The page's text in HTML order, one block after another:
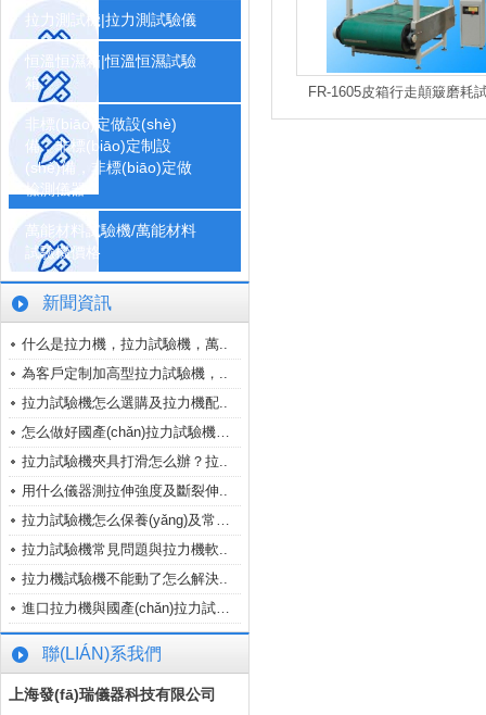
拉力測試機|拉力測試驗儀
恒溫恒濕箱|恒溫恒濕試驗
箱
非標(biāo)定做設(shè)
備，非標(biāo)定制設
(shè)備，非標(biāo)定做
檢測儀器
萬能材料試驗機/萬能材料
試驗機價格
新聞資訊
什么是拉力機，拉力試驗機，萬..
為客戶定制加高型拉力試驗機，..
拉力試驗機怎么選購及拉力機配..
怎么做好國產(chǎn)拉力試驗機品牌
拉力試驗機夾具打滑怎么辦？拉..
用什么儀器測拉伸強度及斷裂伸..
拉力試驗機怎么保養(yǎng)及常見故障..
拉力試驗機常見問題與拉力機軟..
拉力機試驗機不能動了怎么解決..
進口拉力機與國產(chǎn)拉力試驗機/..
聯(LIÁN)系我們
上海發(fā)瑞儀器科技有限公司
FR-1605皮箱行走顛簸磨耗